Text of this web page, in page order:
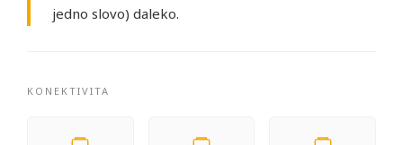
jedno slovo) daleko.
KONEKTIVITA